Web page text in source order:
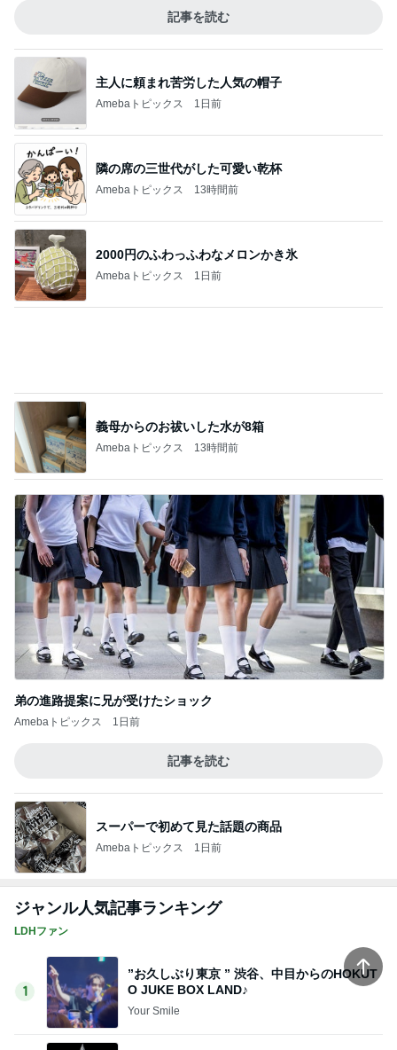
記事を読む
主人に頼まれ苦労した人気の帽子
Amebaトピックス 1日前
隣の席の三世代がした可愛い乾杯
Amebaトピックス 13時間前
2000円のふわっふわなメロンかき氷
Amebaトピックス 1日前
義母からのお祓いした水が8箱
Amebaトピックス 13時間前
弟の進路提案に兄が受けたショック
Amebaトピックス 1日前
記事を読む
スーパーで初めて見た話題の商品
Amebaトピックス 1日前
ジャンル人気記事ランキング
LDHファン
1
”お久しぶり東京 ” 渋谷、中目からのHOKUT
O JUKE BOX LAND♪
Your Smile️‍